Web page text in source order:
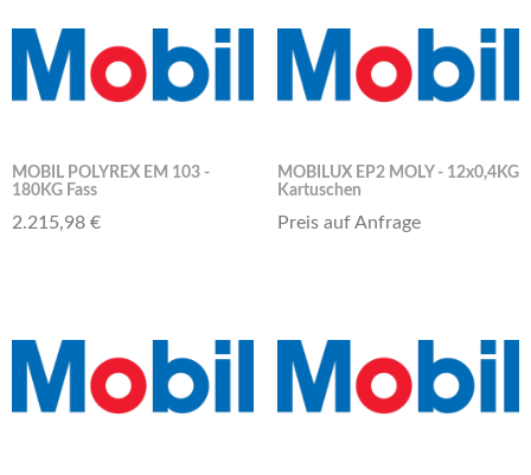
MOBIL POLYREX EM 103 -
180KG Fass
2.215,98 €
MOBILUX EP2 MOLY - 12x0,4KG
Kartuschen
Preis auf Anfrage